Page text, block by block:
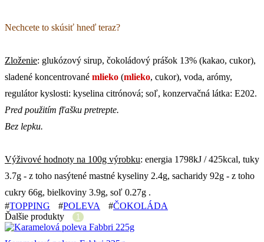
Nechcete to skúsiť hneď teraz?
Zloženie: glukózový sirup, čokoládový prášok 13% (kakao, cukor),
sladené koncentrované mlieko (mlieko, cukor), voda, arómy,
regulátor kyslosti: kyselina citrónová; soľ, konzervačná látka: E202.
Pred použitím fľašku pretrepte.
Bez lepku.
Výživové hodnoty na 100g výrobku: energia 1798kJ / 425kcal, tuky
3.7g - z toho nasýtené mastné kyseliny 2.4g, sacharidy 92g - z toho
cukry 66g, bielkoviny 3.9g, soľ 0.27g .
#TOPPING #POLEVA #ČOKOLÁDA
Ďalšie produkty
1